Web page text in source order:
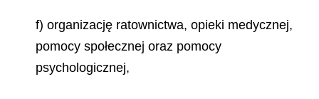
f) organizację ratownictwa, opieki medycznej,
pomocy społecznej oraz pomocy
psychologicznej,